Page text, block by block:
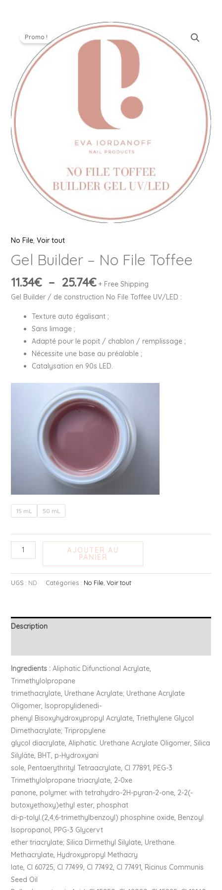
Promo !
No File, Voir tout
Gel Builder – No File Toffee
11.34€ – 25.74€
Plage
de
prix :
25.74€
+ Free Shipping
Gel Builder / de construction No File Toffee UV/LED :
Texture auto égalisant ;
Sans limage ;
Adapté pour le popit / chablon / remplissage ;
Nécessite une base au préalable ;
Catalysation en 90s LED.
15 mL 50 mL
Builder
No
File
Toffee
AJOUTER AU
PANIER
UGS : ND Catégories : No File, Voir tout
Description
Ingredients :Aliphatic Difunctional Acrylate,
Trimethylolpropane
trimethacrylate, Urethane Acrylate; Urethane Acrylate
Oligomer, Isopropylidenedi-
phenyl Bisoxyhydroxypropyl Acrylate, Triethylene Glycol
Dimethacrylate; Tripropylene
glycol diacrylate, Aliphatic. Urethane Acrylate Oligomer, Silica
Silyläte, BHT, p-Hydroxyani
sole, Pentaerythrityl Tetraacrylate, CI 77891, PEG-3
Trimethylolpropane triacrylate, 2-0xe
panone, polymer. with tetrahydro-2H-pyran-2-one, 2-2(-
butoxyethoxy)ethyl ester, phosphat
di-p-tolyl.(2,4;6-trimethylbenzoyl) phosphine oxide, Benzoyl
Isopropanol, PPG-3 Glycervt
ether triacrylate; Silica Dirmethyl Silylate, Urethane.
Methacrylate, Hydroxypropyl Methacry
late, CI 60725, CI 77499, CI 77492, CI 77491, Ricinus Communis
Seed Oil